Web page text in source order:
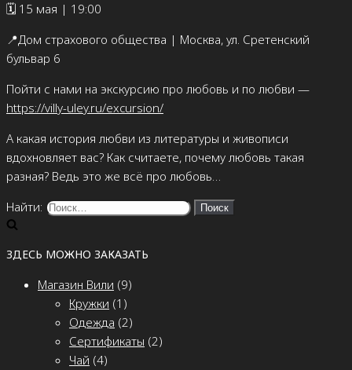
🗓️ 15 мая | 19:00
📍Дом страхового общества | Москва, ул. Сретенский
бульвар 6
Пойти с нами на экскурсию про любовь и по любви —
https://villy-uley.ru/excursion/
А какая история любви из литературы и живописи
вдохновляет вас? Как считаете, почему любовь такая
разная? Ведь это же всё про любовь…
Найти:
ЗДЕСЬ МОЖНО ЗАКАЗАТЬ
Магазин Вили (9)
Кружки (1)
Одежда (2)
Сертификаты (2)
Чай (4)